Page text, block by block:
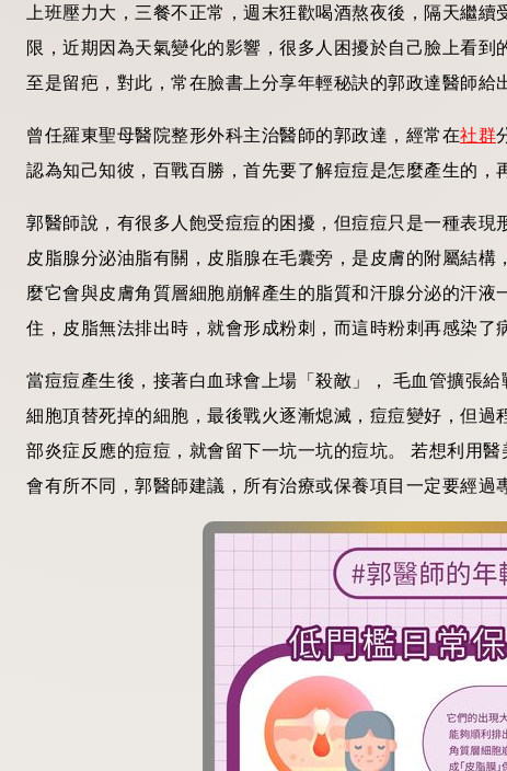
上班壓力大，三餐不正常，週末狂歡喝酒熬夜後，隔天繼
限，近期因為天氣變化的影響，很多人困擾於自己臉上看
至是留疤，對此，常在臉書上分享年輕秘訣的郭政達醫師給
曾任羅東聖母醫院整形外科主治醫師的郭政達，經常在社群
認為知己知彼，百戰百勝，首先要了解痘痘是怎麼產生的，
郭醫師說，有很多人飽受痘痘的困擾，但痘痘只是一種表
皮脂腺分泌油脂有關，皮脂腺在毛囊旁，是皮膚的附屬結
麼它會與皮膚角質層細胞崩解產生的脂質和汗腺分泌的汗
住，皮脂無法排出時，就會形成粉刺，而這時粉刺再感染了
當痘痘產生後，接著白血球會上場「殺敵」， 毛血管擴張
細胞頂替死掉的細胞，最後戰火逐漸熄滅，痘痘變好，但
部炎症反應的痘痘，就會留下一坑一坑的痘坑。 若想利用
會有所不同，郭醫師建議，所有治療或保養項目一定要經過